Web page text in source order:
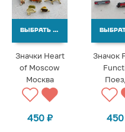
ВЫБРАТЬ ВАРИАНТЫ
Значки Heart
of Moscow
Москва
450 ₽
ВЫБРАТЬ
Значок
450